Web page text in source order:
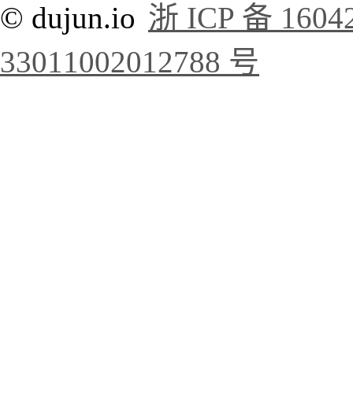
© dujun.io 浙 ICP 备
33011002012788 号